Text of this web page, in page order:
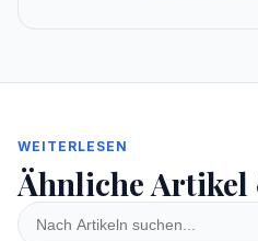
WEITERLESEN
Ähnliche Artikel